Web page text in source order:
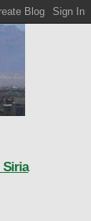
Siria